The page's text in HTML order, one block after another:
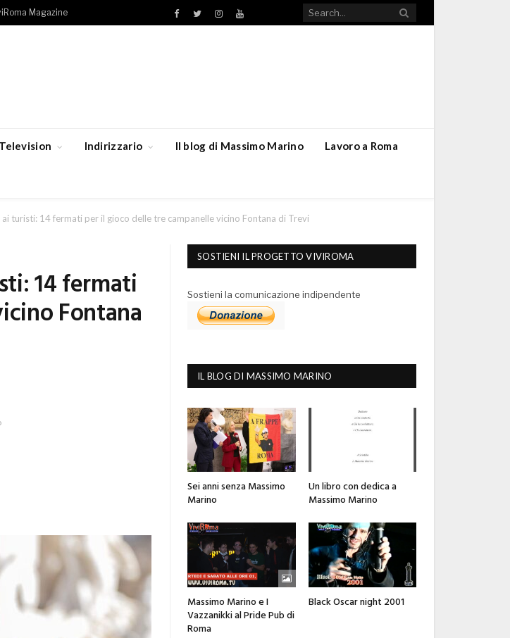
Magazine Facebook
TwitterInstagramYouTube
Indirizzario Il blog di Massimo Marino Lavoro a Roma
turisti: 14 fermati per il gioco delle tre campanelle vicino Fontana di Trevi
14 fermati
Fontana
SOSTIENI IL PROGETTO VIVIROMA
Sostieni la comunicazione indipendente
IL BLOG DI MASSIMO MARINO
Sei anni senza Massimo
Marino
Un libro con dedica a
Massimo Marino
Massimo Marino e I
Vazzanikki al Pride Pub di
Roma
Black Oscar night 2001